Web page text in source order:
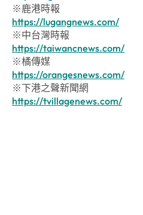
※鹿港時報
https://lugangnews.com/
※中台灣時報
https://taiwancnews.com/
※橘傳媒
https://orangesnews.com/
※下港之聲新聞網
https://tvillagenews.com/